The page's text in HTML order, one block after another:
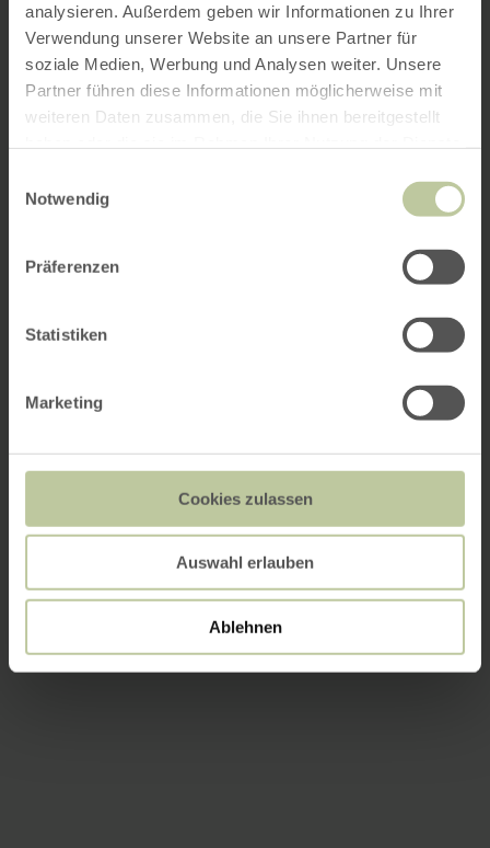
analysieren. Außerdem geben wir Informationen zu Ihrer
Verwendung unserer Website an unsere Partner für
soziale Medien, Werbung und Analysen weiter. Unsere
Partner führen diese Informationen möglicherweise mit
weiteren Daten zusammen, die Sie ihnen bereitgestellt
Notwendig
Präferenzen
Statistiken
Marketing
Cookies zulassen
Auswahl erlauben
Ablehnen